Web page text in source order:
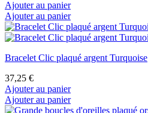
Ajouter au panier
Ajouter au panier
Bracelet Clic plaqué argent Turquoise
37,25 €
Ajouter au panier
Ajouter au panier